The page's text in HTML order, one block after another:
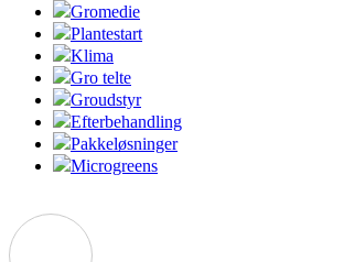
Gromedie
Plantestart
Klima
Gro telte
Groudstyr
Efterbehandling
Pakkeløsninger
Microgreens